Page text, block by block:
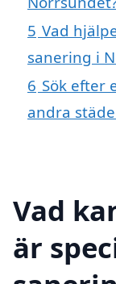
5 Vad
sanering i
6 Sök efter
andra
Vad
är